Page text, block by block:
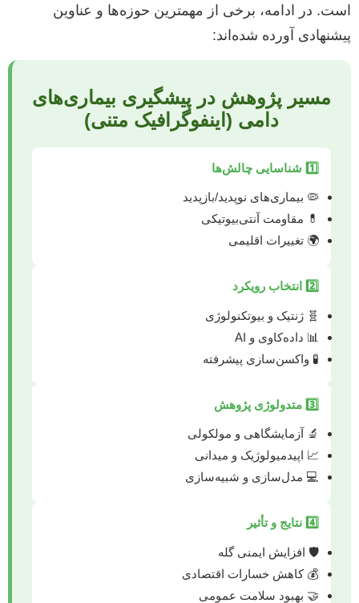
است. در ادامه، برخی از مهمترین حوزه‌ها و عناوین
پیشنهادی آورده شده‌اند:
مسیر پژوهش در پیشگیری بیماری‌های
دامی (اینفوگرافیک متنی)
1️⃣ شناسایی چالش‌ها
🦠 بیماری‌های نوپدید/بازپدید
💊 مقاومت آنتی‌بیوتیکی
🌍 تغییرات اقلیمی
2️⃣ انتخاب رویکرد
🧬 ژنتیک و بیوتکنولوژی
📊 داده‌کاوی و AI
🧪 واکسن‌سازی پیشرفته
3️⃣ متدولوژی پژوهش
🔬 آزمایشگاهی و مولکولی
📈 اپیدمیولوژیک و میدانی
💻 مدل‌سازی و شبیه‌سازی
4️⃣ نتایج و تأثیر
🛡️ افزایش ایمنی گله
💰 کاهش خسارات اقتصادی
🤝 بهبود سلامت عمومی